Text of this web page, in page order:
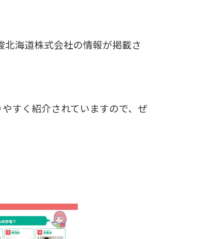
海道株式会社の情報が掲載さ
すく紹介されていますので、ぜ